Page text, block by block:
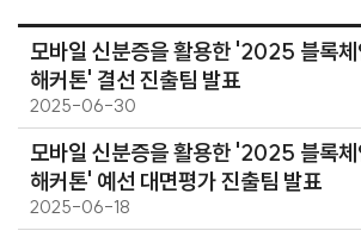
모바일 신분증을 활용한 '2025 블록
해커톤' 결선 진출팀 발표
2025-06-30
모바일 신분증을 활용한 '2025 블록
해커톤' 예선 대면평가 진출팀 발표
2025-06-18